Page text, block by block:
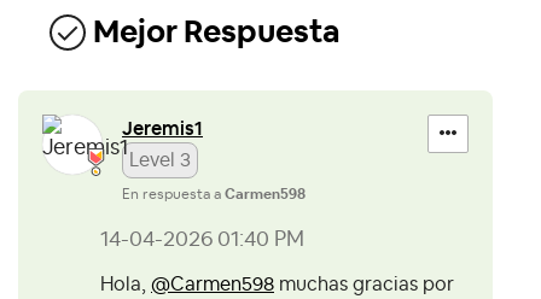
Mejor Respuesta
Jeremis1
Level 3
En respuesta a Carmen598
‎14-04-2026 01:40 PM
Hola, @Carmen598 muchas gracias por